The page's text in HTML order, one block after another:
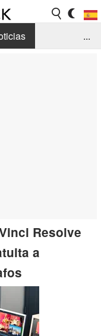
...
Resolve
a